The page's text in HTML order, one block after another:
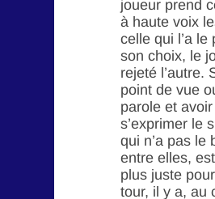
joueur prend
à haute voix
celle qui l’a
son choix, le
rejeté l’autre.
point de vue
parole et
s’exprimer le
qui n’a pas le
entre elles,
plus juste
tour, il y a, au